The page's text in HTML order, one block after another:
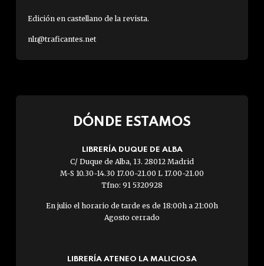
Edición en castellano de la revista.
nlr@traficantes.net
DÓNDE ESTAMOS
LIBRERÍA DUQUE DE ALBA
C/ Duque de Alba, 13. 28012 Madrid
M-S 10.30-14.30 17.00-21.00 L 17.00-21.00
Tfno: 91 5320928
En julio el horario de tarde es de 18:00h a 21:00h
Agosto cerrado
LIBRERÍA ATENEO LA MALICIOSA